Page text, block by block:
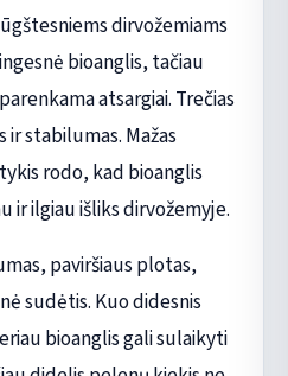
dirvožemiams
bioanglis, tačiau
atsargiai. Trečias
stabilumas. Mažas
rodo, kad bioanglis
ir ilgiau išliks dirvožemyje.
paviršiaus plotas,
sudėtis. Kuo didesnis
bioanglis gali sulaikyti